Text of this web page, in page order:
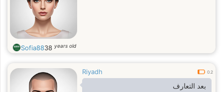
Sofia8838 years old
Riyadh 0.2
بعد التعارف